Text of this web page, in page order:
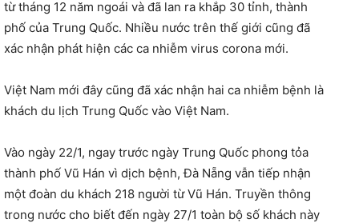
từ tháng 12 năm ngoái và đã lan ra khắp 30 tỉnh, thành
phố của Trung Quốc. Nhiều nước trên thế giới cũng đã
xác nhận phát hiện các ca nhiễm virus corona mới.
Việt Nam mới đây cũng đã xác nhận hai ca nhiễm bệnh là
khách du lịch Trung Quốc vào Việt Nam.
Vào ngày 22/1, ngay trước ngày Trung Quốc phong tỏa
thành phố Vũ Hán vì dịch bệnh, Đà Nẵng vẫn tiếp nhận
một đoàn du khách 218 người từ Vũ Hán. Truyền thông
trong nước cho biết đến ngày 27/1 toàn bộ số khách này